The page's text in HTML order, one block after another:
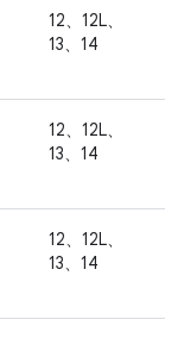
12、12L、
13、14
12、12L、
13、14
12、12L、
13、14